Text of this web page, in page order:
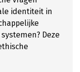
identiteit in
Deze